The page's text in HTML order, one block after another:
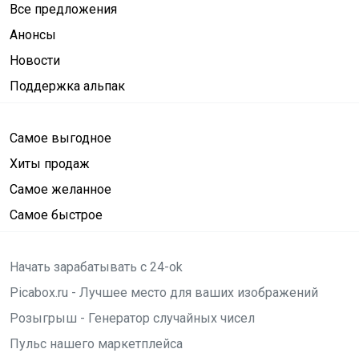
Все предложения
Анонсы
Новости
Поддержка альпак
Самое выгодное
Хиты продаж
Самое желанное
Самое быстрое
Начать зарабатывать с 24-ok
Picabox.ru - Лучшее место для ваших изображений
Розыгрыш - Генератор случайных чисел
Пульс нашего маркетплейса